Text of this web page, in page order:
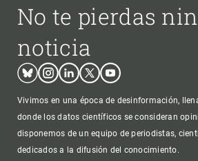
No te pierdas
noticia
BlueskyInstagram
LinkedinTwitterYoutube
Vivimos en una época de desinformación,
donde los datos científicos se consideran
disponemos de un equipo de periodistas,
dedicados a la difusión del conocimiento.